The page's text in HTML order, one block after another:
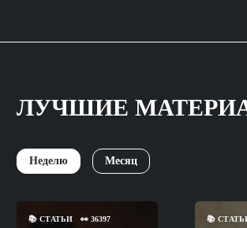
ЛУЧШИЕ
Неделю Месяц
📚 СТАТЬИ 👀 36397 📚